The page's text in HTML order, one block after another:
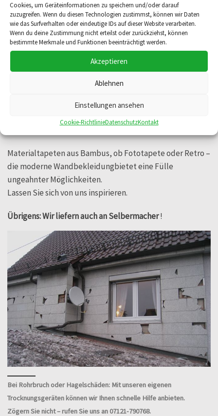
Cookies, um Geräteinformationen zu speichern und/oder darauf
zuzugreifen. Wenn du diesen Technologien zustimmst, können wir Daten
wie das Surfverhalten oder eindeutige IDs auf dieser Website verarbeiten.
Wenn du deine Zustimmung nicht erteilst oder zurückziehst, können
bestimmte Merkmale und Funktionen beeinträchtigt werden.
Akzeptieren
Ablehnen
Einstellungen ansehen
Cookie-RichtlinieDatenschutzKontakt
Tapeten – Traumhafte Wandbekleidungen
Nachdem die Wände jahrelang meist mit Raufasertapete
bekleidet wurden, sind Tapeten wieder voll im Trend.
Sie sind aus Gestaltungskonzepten nicht mehr
Dessin, poppigen Ornamenten oder Streifen,
Materialtapeten aus Bambus, ob Fototapete oder Retro –
die moderne Wandbekleidungbietet eine Fülle
ungeahnter Möglichkeiten.
Lassen Sie sich von uns inspirieren.
Übrigens: Wir liefern auch an Selbermacher!
Bei Rohrbruch oder Hagelschäden: Mit unseren eigenen
Trocknungsgeräten können wir Ihnen schnelle Hilfe anbieten.
Zögern Sie nicht – rufen Sie uns an 07121-790768.